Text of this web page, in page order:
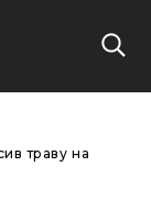
траву на